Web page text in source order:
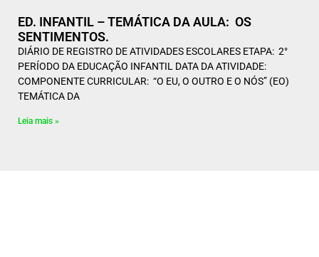
ED. INFANTIL – TEMÁTICA DA AULA: OS
SENTIMENTOS.
DIÁRIO DE REGISTRO DE ATIVIDADES ESCOLARES ETAPA: 2°
PERÍODO DA EDUCAÇÃO INFANTIL DATA DA ATIVIDADE:
COMPONENTE CURRICULAR: “O EU, O OUTRO E O NÓS” (EO)
TEMÁTICA DA
Leia mais »